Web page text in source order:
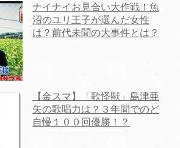
ナイナイお見合い大作戦！魚
沼のユリ王子が選んだ女性
は？前代未聞の大事件とは？
【金スマ】「歌怪獣」島津亜
矢の歌唱力は？３年間でのど
自慢１００回優勝！？